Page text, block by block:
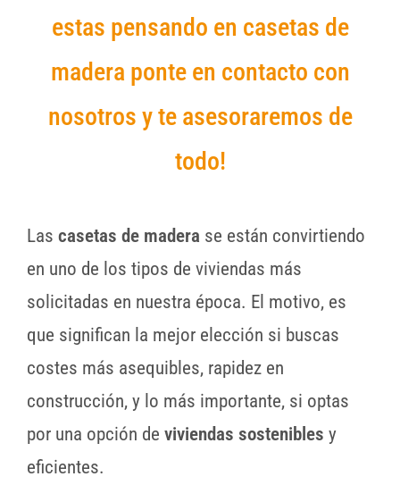
estas pensando en casetas de
madera ponte en contacto con
nosotros y te asesoraremos de
todo!
Las casetas de madera se están convirtiendo
en uno de los tipos de viviendas más
solicitadas en nuestra época. El motivo, es
que significan la mejor elección si buscas
costes más asequibles, rapidez en
construcción, y lo más importante, si optas
por una opción de viviendas sostenibles y
eficientes.